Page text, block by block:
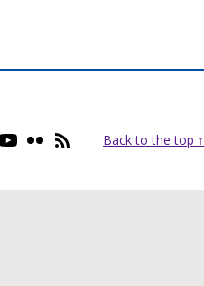
Back to the top ↑